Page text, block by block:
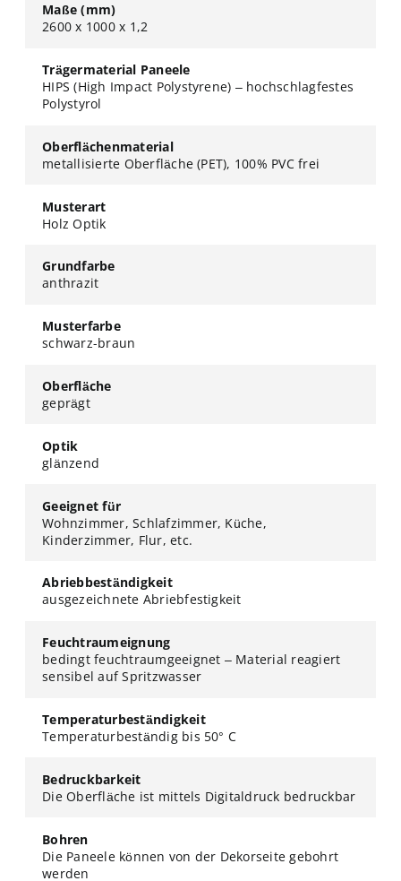
Maße (mm)
2600 x 1000 x 1,2
Trägermaterial Paneele
HIPS (High Impact Polystyrene) – hochschlagfestes
Polystyrol
Oberflächenmaterial
metallisierte Oberfläche (PET), 100% PVC frei
Musterart
Holz Optik
Grundfarbe
anthrazit
Musterfarbe
schwarz-braun
Oberfläche
geprägt
Optik
glänzend
Geeignet für
Wohnzimmer, Schlafzimmer, Küche,
Kinderzimmer, Flur, etc.
Abriebbeständigkeit
ausgezeichnete Abriebfestigkeit
Feuchtraumeignung
bedingt feuchtraumgeeignet – Material reagiert
sensibel auf Spritzwasser
Temperaturbeständigkeit
Temperaturbeständig bis 50° C
Bedruckbarkeit
Die Oberfläche ist mittels Digitaldruck bedruckbar
Bohren
Die Paneele können von der Dekorseite gebohrt
werden